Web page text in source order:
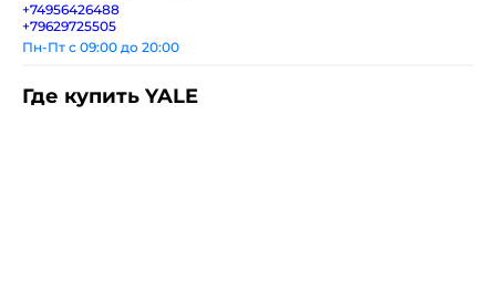
+74956426488
+79629725505
Пн-Пт с 09:00 до 20:00
Где купить YALE